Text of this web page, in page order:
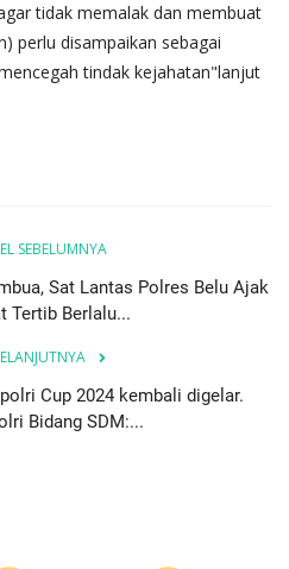
tidak memalak dan membuat
perlu disampaikan sebagai
tindak kejahatan"lanjut
SEBELUMNYA
Sat Lantas Polres Belu Ajak
Tertib Berlalu...
Cup 2024 kembali digelar.
Bidang SDM:...